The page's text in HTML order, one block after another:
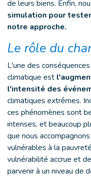
de leurs biens. Enfin,
simulation pour
notre approche.
Le rôle du
L'une des
climatique est
l'intensité des
climatiques extrêmes.
ces phénomènes sont
intenses, et beaucoup
que nous
vulnérables à la
vulnérabilité accrue et
parvenir à un niveau de